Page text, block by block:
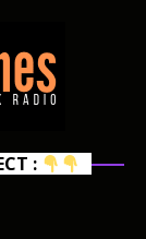
: